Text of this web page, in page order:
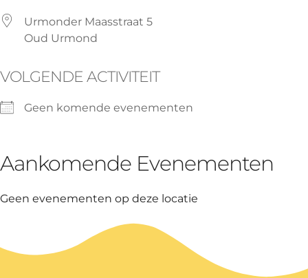
Urmonder Maasstraat 5
Oud Urmond
VOLGENDE ACTIVITEIT
Geen komende evenementen
Aankomende Evenementen
Geen evenementen op deze locatie